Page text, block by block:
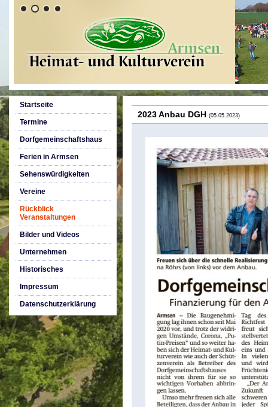
Startseite
Termine
Dorfgemeinschaftshaus
Ferien in Armsen
Sehenswürdigkeiten
Vereine
Rückblick
Veranstaltungen
Bilder und Videos
Unternehmen
Historisches
Impressum
Datenschutzerklärung
2023 Anbau DGH (05.05.2023)